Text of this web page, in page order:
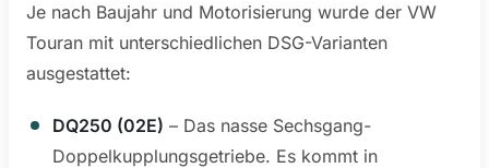
Je nach Baujahr und Motorisierung wurde der VW
Touran mit unterschiedlichen DSG-Varianten
ausgestattet:
DQ250 (02E) – Das nasse Sechsgang-
Doppelkupplungsgetriebe. Es kommt in